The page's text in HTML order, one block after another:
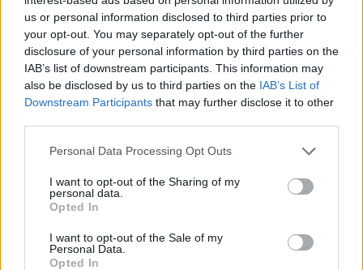
us or personal information disclosed to third parties prior to
your opt-out. You may separately opt-out of the further
disclosure of your personal information by third parties on the
IAB’s list of downstream participants. This information may
also be disclosed by us to third parties on the IAB’s List of
Downstream Participants that may further disclose it to other
Personal Data Processing Opt Outs
I want to opt-out of the Sharing of my
personal data.
Opted In
I want to opt-out of the Sale of my
Personal Data.
Opted In
Publicidad